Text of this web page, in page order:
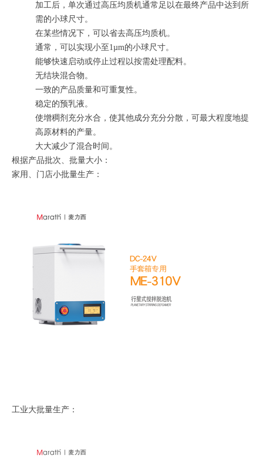
加工后，单次通过高压均质机通常足以在最终产品中达到所
需的小球尺寸。
在某些情况下，可以省去高压均质机。
通常，可以实现小至1µm的小球尺寸。
能够快速启动或停止过程以按需处理配料。
无结块混合物。
一致的产品质量和可重复性。
稳定的预乳液。
使增稠剂充分水合，使其他成分充分分散，可最大程度地提
高原材料的产量。
大大减少了混合时间。
根据产品批次、批量大小：
家用、门店小批量生产：
工业大批量生产：